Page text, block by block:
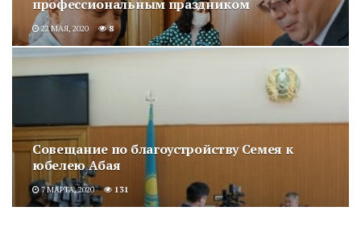
профессиональным праздником
22 МАЯ, 2020 8
Cовещание по благоустройству Семея к
юбелею Абая
7 МАРТА, 2020 131